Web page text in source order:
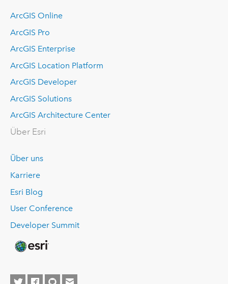
ArcGIS Online
ArcGIS Pro
ArcGIS Enterprise
ArcGIS Location Platform
ArcGIS Developer
ArcGIS Solutions
ArcGIS Architecture Center
Über Esri
Über uns
Karriere
Esri Blog
User Conference
Developer Summit